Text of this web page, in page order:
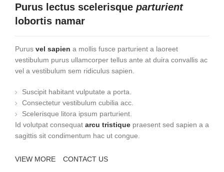
Purus lectus scelerisque parturient
lobortis namar
Purus vel sapien a mollis fusce parturient a laoreet
vestibulum purus ullamcorper tellus ante at duira convallis ac
vel a vestibulum sem ridiculus sapien.
Suscipit habitant vulputate a porta.
Consectetur vestibulum cubilia acc.
Scelerisque litora ipsum parturient.
Id volutpat consequat arcu tristique praesent sed sapien a a
sagittis sit condimentum hac ut congue.
VIEW MORE CONTACT US